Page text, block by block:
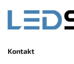
Kontakt